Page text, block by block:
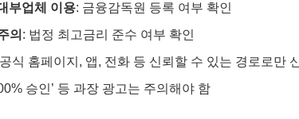
부업체 이용: 금융감독원 등록 여부 확인
의 : 법정 최고금리 준수 여부 확인
식 홈페이지, 앱, 전화 등 신뢰할 수 있는 경로로만
승인’ 등 과장 광고는 주의해야 함